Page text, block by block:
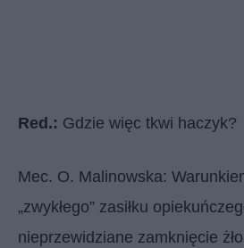
Red.: Gdzie więc tkwi haczyk?
Mec. O. Malinowska:
„zwykłego” zasiłku
nieprzewidziane zamknięcie